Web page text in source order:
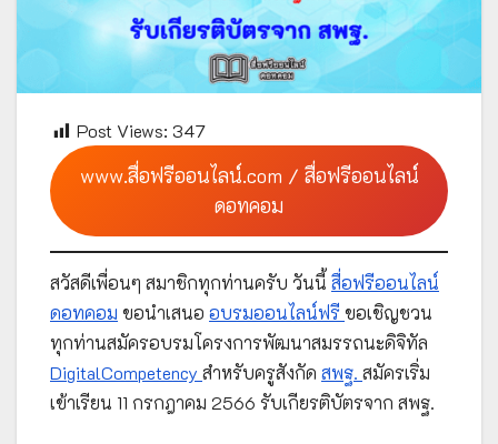
Post Views: 347
www.สื่อฟรีออนไลน์.com / สื่อฟรีออนไลน์
ดอทคอม
สวัสดีเพื่อนๆ สมาชิกทุกท่านครับ วันนี้ สื่อฟรีออนไลน์
ดอทคอม ขอนำเสนอ อบรมออนไลน์ฟรี ขอเชิญชวน
ทุกท่านสมัครอบรมโครงการพัฒนาสมรรถนะดิจิทัล
DigitalCompetency สำหรับครูสังกัด สพฐ. สมัครเริ่ม
เข้าเรียน 11 กรกฎาคม 2566 รับเกียรติบัตรจาก สพฐ.